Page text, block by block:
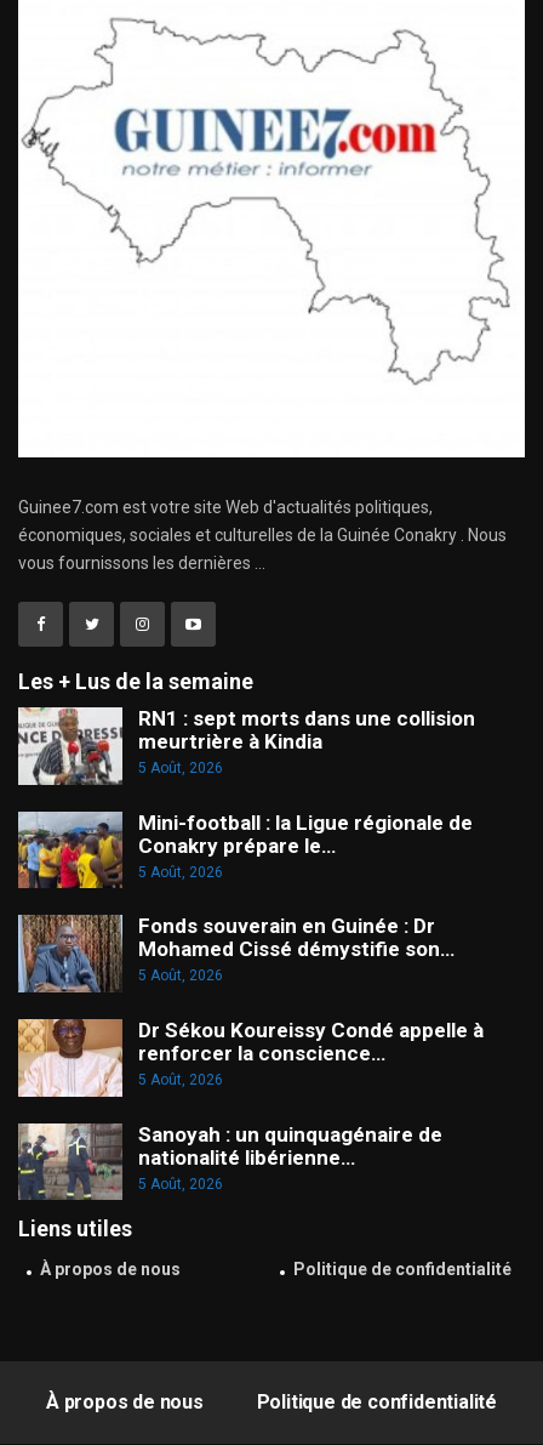
Guinee7.com est votre site Web d'actualités politiques,
économiques, sociales et culturelles de la Guinée Conakry . Nous
vous fournissons les dernières ...
Les + Lus de la semaine
RN1 : sept morts dans une collision
meurtrière à Kindia
5 Août, 2026
Mini-football : la Ligue régionale de
Conakry prépare le…
5 Août, 2026
Fonds souverain en Guinée : Dr
Mohamed Cissé démystifie son…
5 Août, 2026
Dr Sékou Koureissy Condé appelle à
renforcer la conscience…
5 Août, 2026
Sanoyah : un quinquagénaire de
nationalité libérienne…
5 Août, 2026
Liens utiles
À propos de nous Politique de confidentialité
À propos de nous Politique de confidentialité